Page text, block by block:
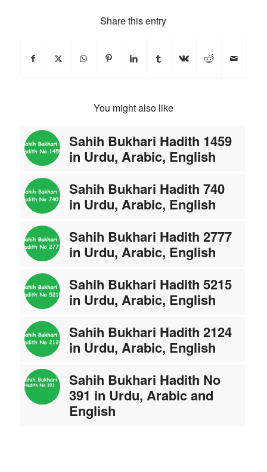
Share this entry
You might also like
Sahih Bukhari Hadith 1459
in Urdu, Arabic, English
Sahih Bukhari Hadith 740
in Urdu, Arabic, English
Sahih Bukhari Hadith 2777
in Urdu, Arabic, English
Sahih Bukhari Hadith 5215
in Urdu, Arabic, English
Sahih Bukhari Hadith 2124
in Urdu, Arabic, English
Sahih Bukhari Hadith No
391 in Urdu, Arabic and
English